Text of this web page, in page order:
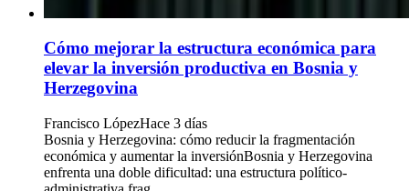
Cómo mejorar la estructura económica para
elevar la inversión productiva en Bosnia y
Herzegovina
Francisco LópezHace 3 días
Bosnia y Herzegovina: cómo reducir la fragmentación
económica y aumentar la inversiónBosnia y Herzegovina
enfrenta una doble dificultad: una estructura político-